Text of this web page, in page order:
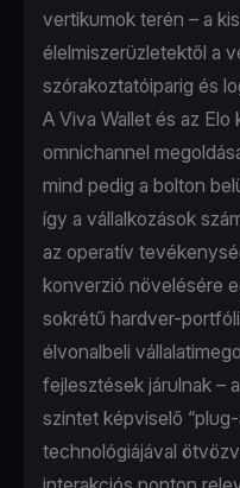
vertikumok terén – a
élelmiszerüzletektől a
szórakoztatóiparig és
A Viva Wallet és az
omnichannel
mind pedig a bolton
így a vállalkozások
az operatív
konverzió növelésére
sokrétű hardver-
élvonalbeli
fejlesztések járulnak –
szintet képviselő
technológiájával